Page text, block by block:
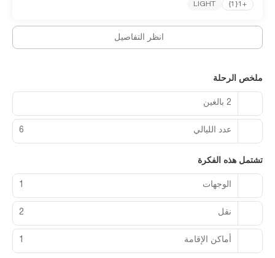
the poolside bar.
Featured amenities include dry cleaning/laundry services, a
24-hour front desk, and luggage storage. Limited parking is
+1{1}
LIGHT
انظر التفاصيل
ملخص الرحلة
2 بالغين
عدد الليالي 6
تشتمل هذه الفكرة
الوجهات 1
نقل 2
أماكن الإقامة 1